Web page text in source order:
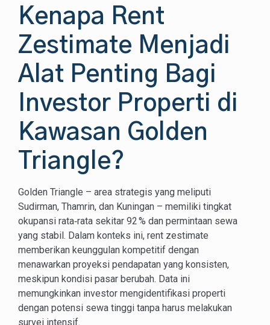
Kenapa Rent
Zestimate Menjadi
Alat Penting Bagi
Investor Properti di
Kawasan Golden
Triangle?
Golden Triangle – area strategis yang meliputi
Sudirman, Thamrin, dan Kuningan – memiliki tingkat
okupansi rata‑rata sekitar 92 % dan permintaan sewa
yang stabil. Dalam konteks ini, rent zestimate
memberikan keunggulan kompetitif dengan
menawarkan proyeksi pendapatan yang konsisten,
meskipun kondisi pasar berubah. Data ini
memungkinkan investor mengidentifikasi properti
dengan potensi sewa tinggi tanpa harus melakukan
survei intensif.